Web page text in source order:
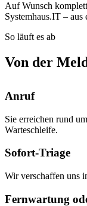
Auf Wunsch
Systemhaus.IT – aus
So läuft es ab
Von der
Anruf
Sie erreichen rund
Warteschleife.
Sofort-Triage
Wir verschaffen uns
Fernwartung